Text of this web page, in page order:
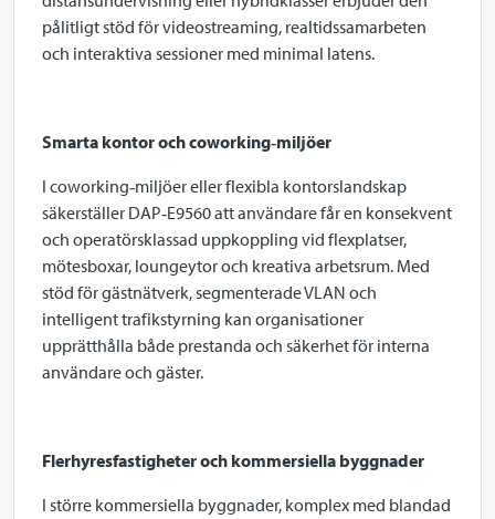
pålitligt stöd för videostreaming, realtidssamarbeten
och interaktiva sessioner med minimal latens.
Smarta kontor och coworking‑miljöer
I coworking‑miljöer eller flexibla kontorslandskap
säkerställer DAP‑E9560 att användare får en konsekvent
och operatörsklassad uppkoppling vid flexplatser,
mötesboxar, loungeytor och kreativa arbetsrum. Med
stöd för gästnätverk, segmenterade VLAN och
intelligent trafikstyrning kan organisationer
upprätthålla både prestanda och säkerhet för interna
användare och gäster.
Flerhyresfastigheter och kommersiella byggnader
I större kommersiella byggnader, komplex med blandad